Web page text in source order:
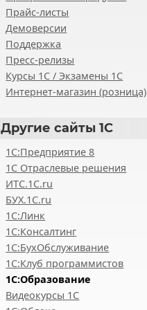
Прайс-листы
Демоверсии
Поддержка
Пресс-релизы
Курсы 1С / Экзамены 1С
Интернет-магазин (розница)
Другие сайты 1С
1С:Предприятие 8
1С Отраслевые решения
ИТС.1C.ru
БУХ.1С.ru
1С:Линк
1С:Консалтинг
1С:БухОбслуживание
1С:Клуб программистов
1С:Образование
Видеокурсы 1С